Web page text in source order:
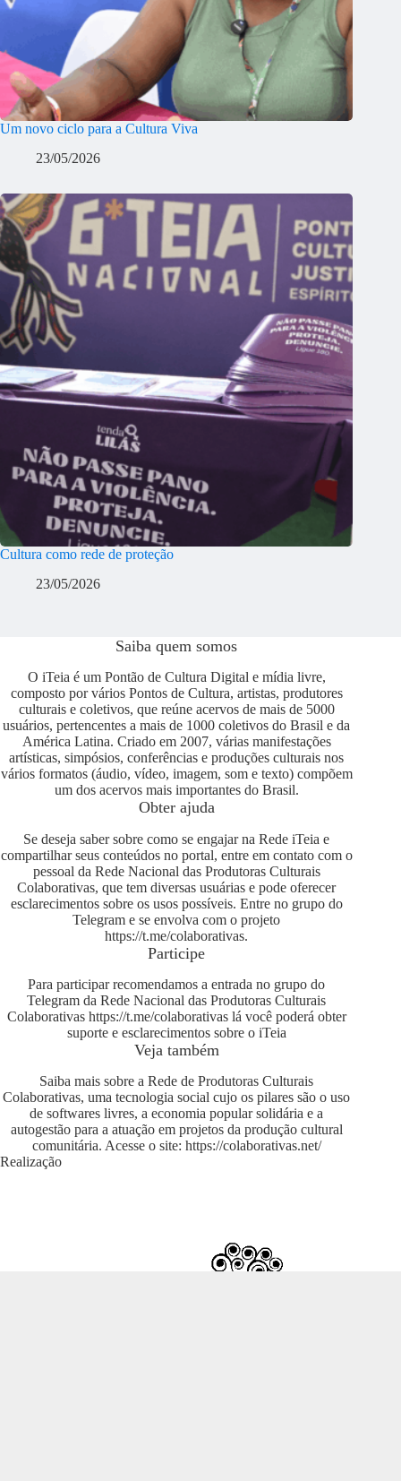
Um novo ciclo para a Cultura Viva
23/05/2026
Cultura como rede de proteção
23/05/2026
Saiba quem somos
O iTeia é um Pontão de Cultura Digital e mídia livre,
composto por vários Pontos de Cultura, artistas, produtores
culturais e coletivos, que reúne acervos de mais de 5000
usuários, pertencentes a mais de 1000 coletivos do Brasil e da
América Latina. Criado em 2007, várias manifestações
artísticas, simpósios, conferências e produções culturais nos
vários formatos (áudio, vídeo, imagem, som e texto) compõem
um dos acervos mais importantes do Brasil.
Obter ajuda
Se deseja saber sobre como se engajar na Rede iTeia e
compartilhar seus conteúdos no portal, entre em contato com o
pessoal da Rede Nacional das Produtoras Culturais
Colaborativas, que tem diversas usuárias e pode oferecer
esclarecimentos sobre os usos possíveis. Entre no grupo do
Telegram e se envolva com o projeto
https://t.me/colaborativas.
Participe
Para participar recomendamos a entrada no grupo do
Telegram da Rede Nacional das Produtoras Culturais
Colaborativas https://t.me/colaborativaslá você poderá obter
suporte e esclarecimentos sobre o iTeia
Veja também
Saiba mais sobre a Rede de Produtoras Culturais
Colaborativas, uma tecnologia social cujo os pilares são o uso
de softwares livres, a economia popular solidária e a
autogestão para a atuação em projetos da produção cultural
comunitária. Acesse o site: https://colaborativas.net/
Realização